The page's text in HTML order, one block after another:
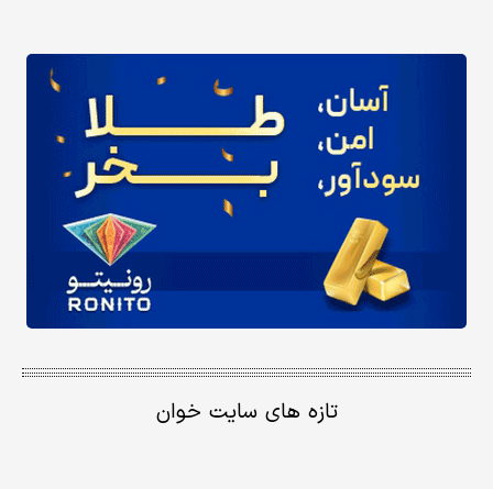
تازه های سایت خوان